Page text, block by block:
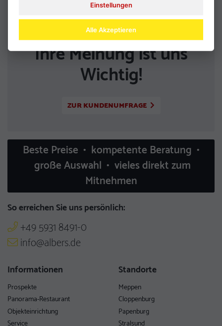
Ihre Meinung ist uns
Wichtig!
ZUR KUNDENUMFRAGE
Beste Preise • kompetente Beratung •
große Auswahl • vieles direkt zum
Mitnehmen
So erreichen Sie uns persönlich:
+49 5931 8491-0
info@albers.de
Informationen
Prospekte
Panorama-Restaurant
Objekteinrichtung
Standorte
Meppen
Cloppenburg
Papenburg
Einstellungen
Alle Akzeptieren